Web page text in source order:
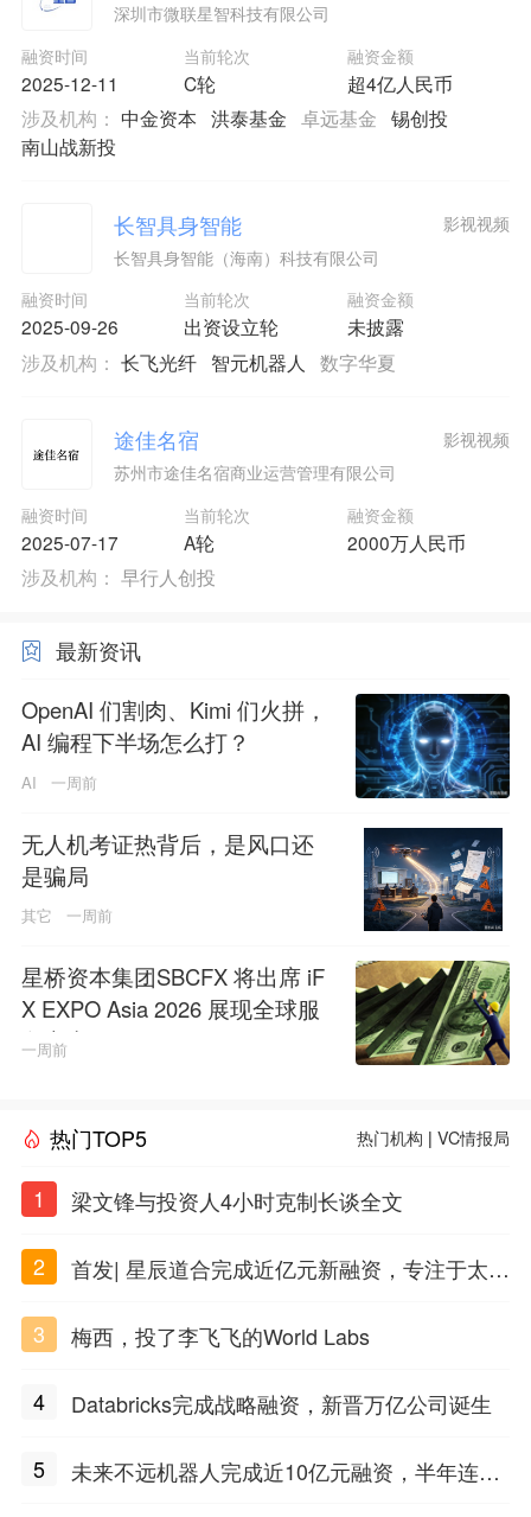
深圳市微联星智科技有限公司
融资时间
2025-12-11
当前轮次
C轮
融资金额
超4亿人民币
涉及机构： 中金资本 洪泰基金 卓远基金 锡创投
南山战新投
长智具身智能
长智具身智能（海南）科技有限公司
融资时间
2025-09-26
当前轮次
出资设立轮
融资金额
未披露
影视视频
涉及机构： 长飞光纤 智元机器人 数字华夏
途佳名宿
苏州市途佳名宿商业运营管理有限公司
融资时间
2025-07-17
当前轮次
A轮
融资金额
2000万人民币
影视视频
涉及机构： 早行人创投
最新资讯
OpenAI 们割肉、Kimi 们火拼，
AI 编程下半场怎么打？
AI 一周前
无人机考证热背后，是风口还
是骗局
其它 一周前
星桥资本集团SBCFX 将出席 iF
X EXPO Asia 2026 展现全球服
务实力
一周前
热门TOP5 热门机构 |VC情报局
1 梁文锋与投资人4小时克制长谈全文
2
首发| 星辰道合完成近亿元新融资，专注于太空
3
梅西，投了李飞飞的World Labs
4 Databricks完成战略融资，新晋万亿公司诞生
5
未来不远机器人完成近10亿元融资，半年连获